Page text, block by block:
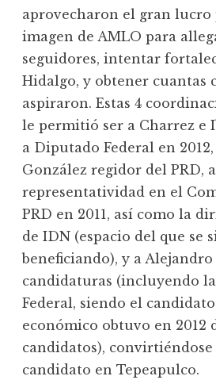
aprovecharon el gran
imagen de AMLO para
seguidores, intentar
Hidalgo, y obtener cuantas
aspiraron. Estas 4
le permitió ser a Charrez e
a Diputado Federal en
González regidor del PRD,
representatividad en el
PRD en 2011, así como la
de IDN (espacio del que se
beneficiando), y a
candidaturas (incluyendo
Federal, siendo el
económico obtuvo en 2012
candidatos),
candidato en Tepeapulco.